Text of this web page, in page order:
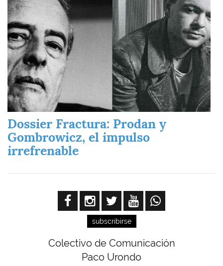
Dossier Fractura: Prodan y
Gombrowicz, el impulso
irrefrenable
subscribirse
Colectivo de Comunicación
Paco Urondo